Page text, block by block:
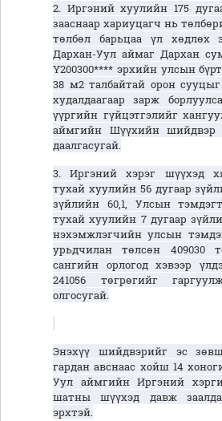
2. Иргэний хуулийн 175
зааснаар хариуцагч нь
төлбөл барьцаа үл хөдлөх
Дархан-Уул аймаг Дархан
Ү200300**** эрхийн улсын
38 м2 талбайтай орон сууцыг
худалдаагаар зарж
үүргийн гүйцэтгэлийг
аймгийн Шүүхийн шийдвэр
даалгасугай.
3. Иргэний хэрэг шүүхэд
тухай хуулийн 56 дугаар
зүйлийн 60,1, Улсын
тухай хуулийн 7 дугаар
нэхэмжлэгчийн улсын
урьдчилан төлсөн 409030
сангийн орлогод хэвээр
241056 төгрөгийг
олгосугай.
Энэхүү шийдвэрийг эс
гардан авснаас хойш 14
Уул аймгийн Иргэний
шатны шүүхэд давж
эрхтэй.